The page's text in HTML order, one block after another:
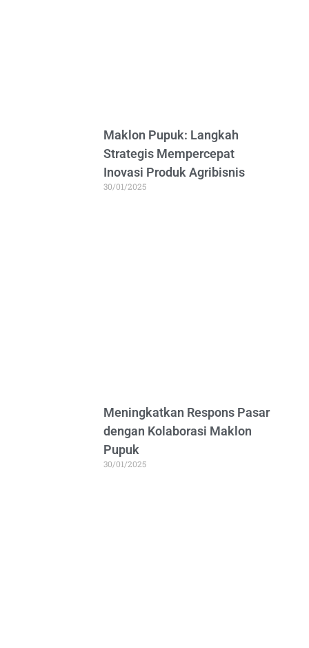
Maklon Pupuk: Langkah
Strategis Mempercepat
Inovasi Produk Agribisnis
30/01/2025
Meningkatkan Respons Pasar
dengan Kolaborasi Maklon
Pupuk
30/01/2025